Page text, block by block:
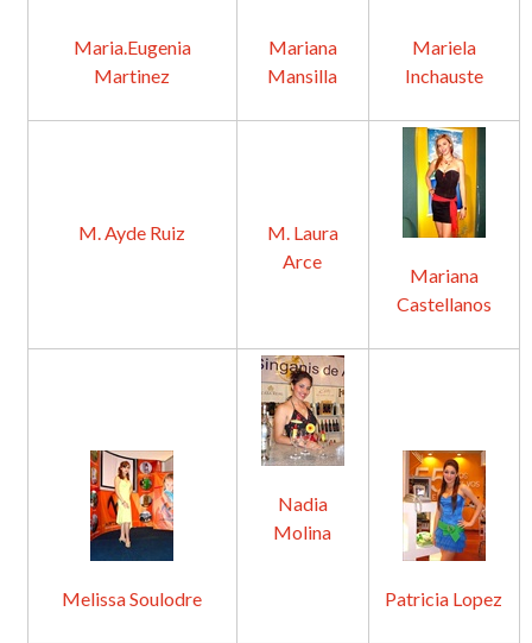
Maria.Eugenia
Martinez
Mariana
Mansilla
Mariela
Inchauste
M. Ayde Ruiz
M. Laura
Arce
Mariana
Castellanos
Melissa Soulodre
Nadia
Molina
Patricia Lopez